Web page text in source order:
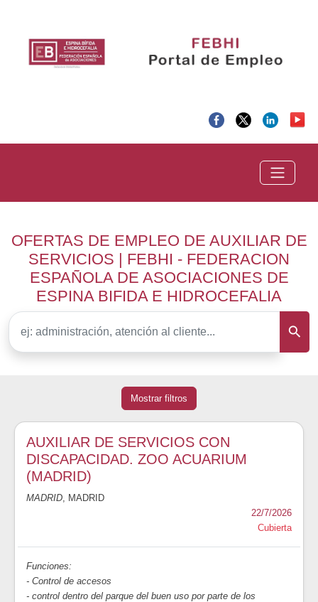
OFERTAS DE EMPLEO DE AUXILIAR DE
SERVICIOS | FEBHI - FEDERACION
ESPAÑOLA DE ASOCIACIONES DE
ESPINA BIFIDA E HIDROCEFALIA
Mostrar filtros
AUXILIAR DE SERVICIOS CON
DISCAPACIDAD. ZOO ACUARIUM
(MADRID)
MADRID, MADRID
22/7/2026
Cubierta
Funciones:
- Control de accesos
- control dentro del parque del buen uso por parte de los